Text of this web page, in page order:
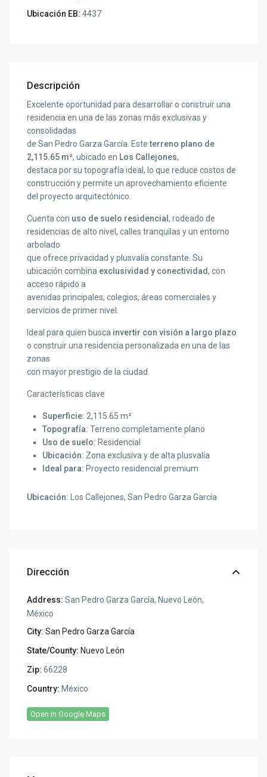
Ubicación EB: 4437
Descripción
Excelente oportunidad para desarrollar o construir una
residencia en una de las zonas más exclusivas y
consolidadas
de San Pedro Garza García. Esteterreno plano de
2,115.65 m², ubicado en Los Callejones,
destaca por su topografía ideal, lo que reduce costos de
construcción y permite un aprovechamiento eficiente
del proyecto arquitectónico.
Cuenta con uso de suelo residencial, rodeado de
residencias de alto nivel, calles tranquilas y un entorno
arbolado
que ofrece privacidad y plusvalía constante. Su
ubicación combina exclusividad y conectividad, con
acceso rápido a
avenidas principales, colegios, áreas comerciales y
servicios de primer nivel.
Ideal para quien busca invertir con visión a largo plazo
o construir una residencia personalizada en una de las
zonas
con mayor prestigio de la ciudad.
Características clave
Superficie: 2,115.65 m²
Topografía: Terreno completamente plano
Uso de suelo: Residencial
Ubicación: Zona exclusiva y de alta plusvalía
Ideal para: Proyecto residencial premium
Ubicación: Los Callejones, San Pedro Garza García
Dirección
Address: San Pedro Garza García, Nuevo León,
México
City: San Pedro Garza García
State/County: Nuevo León
Zip: 66228
Country: México
Open In Google Maps